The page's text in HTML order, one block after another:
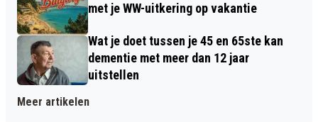
met je WW-uitkering op vakantie
Wat je doet tussen je 45 en 65ste kan
dementie met meer dan 12 jaar
uitstellen
Meer artikelen